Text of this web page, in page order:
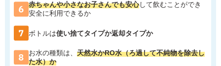
赤ちゃんや小さなお子さんでも安心して飲むことができ
安全に利用できるか
ボトルは使い捨てタイプか返却タイプか
お水の種類は、 天然水かRO水（ろ過して不純物を除去し
た水）か